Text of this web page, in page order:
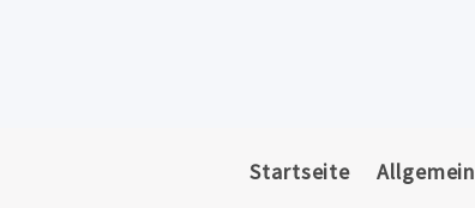
Startseite Allgemein